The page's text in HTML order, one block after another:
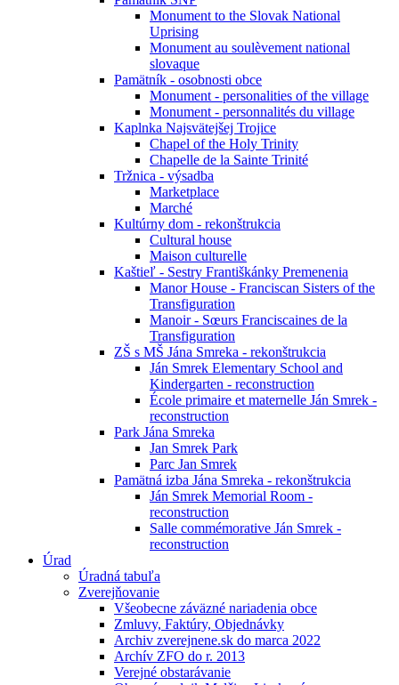
Monument to the Slovak National
Uprising
Monument au soulèvement national
slovaque
Pamätník - osobnosti obce
Monument - personalities of the village
Monument - personnalités du village
Kaplnka Najsvätejšej Trojice
Chapel of the Holy Trinity
Chapelle de la Sainte Trinité
Tržnica - výsadba
Marketplace
Marché
Kultúrny dom - rekonštrukcia
Cultural house
Maison culturelle
Kaštieľ - Sestry Františkánky Premenenia
Manor House - Franciscan Sisters of the
Transfiguration
Manoir - Sœurs Franciscaines de la
Transfiguration
ZŠ s MŠ Jána Smreka - rekonštrukcia
Ján Smrek Elementary School and
Kindergarten - reconstruction
École primaire et maternelle Ján Smrek -
reconstruction
Park Jána Smreka
Jan Smrek Park
Parc Jan Smrek
Pamätná izba Jána Smreka - rekonštrukcia
Ján Smrek Memorial Room -
reconstruction
Salle commémorative Ján Smrek -
reconstruction
Úrad
Úradná tabuľa
Zverejňovanie
Všeobecne záväzné nariadenia obce
Zmluvy, Faktúry, Objednávky
Archiv zverejnene.sk do marca 2022
Archív ZFO do r. 2013
Verejné obstarávanie